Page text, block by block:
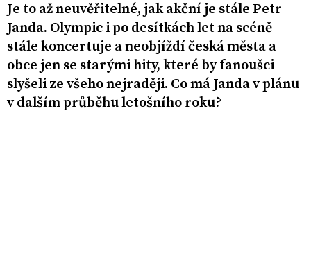
Je to až neuvěřitelné, jak akční je stále Petr
Janda. Olympic i po desítkách let na scéně
stále koncertuje a neobjíždí česká města a
obce jen se starými hity, které by fanoušci
slyšeli ze všeho nejraději. Co má Janda v plánu
v dalším průběhu letošního roku?